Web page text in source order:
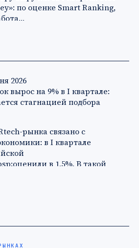
по оценке Smart Ranking,
2026
вырос на 9% в I квартале:
стагнацией подбора
рынка связано с
в I квартале
в 1,5%. В такой